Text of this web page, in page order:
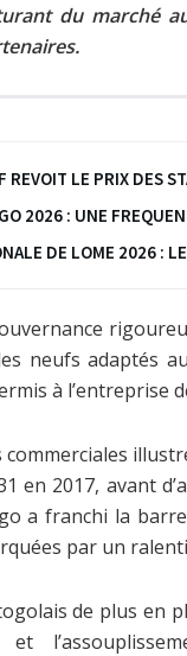
du marché
REVOIT LE PRIX DES
2026 : UNE
DE LOME 2026 :
neufs adaptés
à
en 2017, avant
a franchi la
par un
de plus en
et